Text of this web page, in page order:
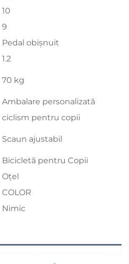
10
9
Pedal obișnuit
1.2
70 kg
Ambalare personalizată
ciclism pentru copii
Scaun ajustabil
Bicicletă pentru Copii
Oțel
COLOR
Nimic